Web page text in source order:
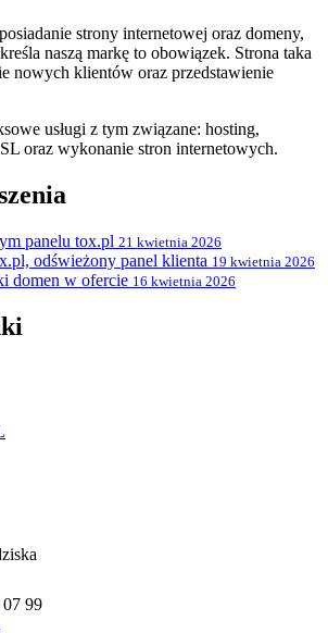
strony internetowej oraz domeny,
naszą markę to obowiązek. Strona taka
nowych klientów oraz przedstawienie
usługi z tym związane: hosting,
oraz wykonanie stron internetowych.
panelu tox.pl 21 kwietnia 2026
odświeżony panel klienta 19 kwietnia 2026
domen w ofercie 16 kwietnia 2026
99